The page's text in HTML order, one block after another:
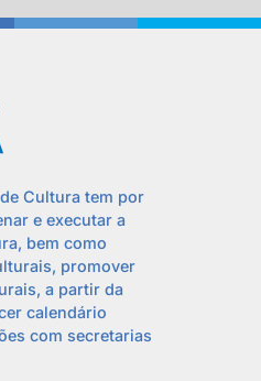
Cultura tem por
e executar a
bem como
promover
a partir da
calendário
com secretarias